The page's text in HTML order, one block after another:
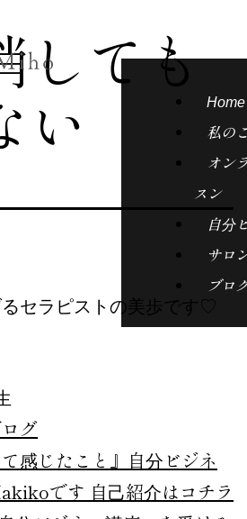
Home
私の
オン
スン
自分
サロ
ブロ
しても
い
セラピストの美歩です♡
グ
感じたこと』 自分ビジネ
です 自己紹介はコチラ